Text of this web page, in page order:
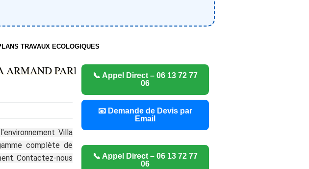
TRAVAUX ECOLOGIQUES
ARMAND PARIS
Villa
complète de
Contactez-nous
📞 Appel Direct – 06 13 72 77
06
📧 Demande de Devis par
Email
📞 Appel Direct – 06 13 72 77
06